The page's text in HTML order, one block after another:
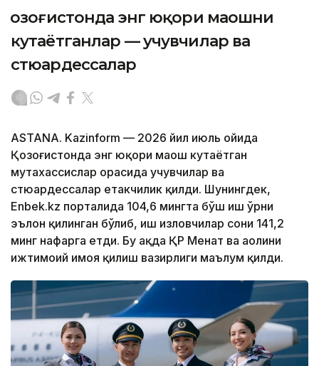
Қозоғистонда энг юқори маошни
кутаётганлар — учувчилар ва
стюардессалар
ASTANA. Kazinform — 2026 йил июль ойида
Қозоғистонда энг юқори маош кутаётган
мутахассислар орасида учувчилар ва
стюардессалар етакчилик қилди. Шунингдек,
Enbek.kz порталида 104,6 мингта бўш иш ўрни
эълон қилинган бўлиб, иш изловчилар сони 141,2
минг нафарга етди. Бу ҳақда ҚР Меҳнат ва аҳолини
ижтимоий ҳимоя қилиш вазирлиги маълум қилди.